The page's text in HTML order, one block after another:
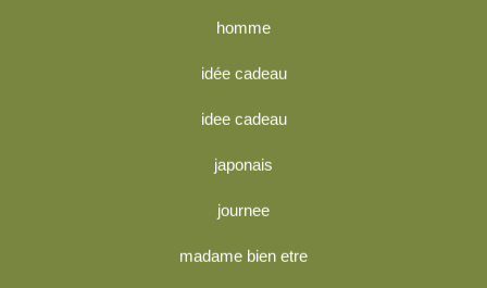
homme
idée cadeau
idee cadeau
japonais
journee
madame bien etre